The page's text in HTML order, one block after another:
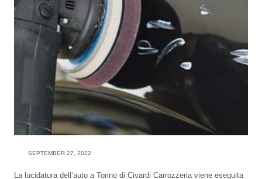
SEPTEMBER 27, 2022
La lucidatura dell’auto a Torino di Civardi Carrozzeria viene eseguita